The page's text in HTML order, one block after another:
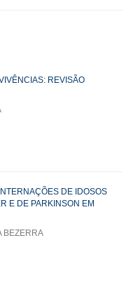
REVISÃO
DE IDOSOS
E DE PARKINSON EM
BEZERRA